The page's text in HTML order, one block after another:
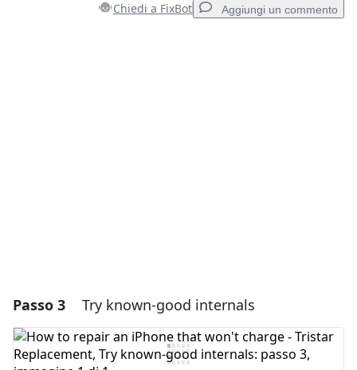
Chiedi a FixBot Aggiungi un commento
Passo 3 Try known-good internals